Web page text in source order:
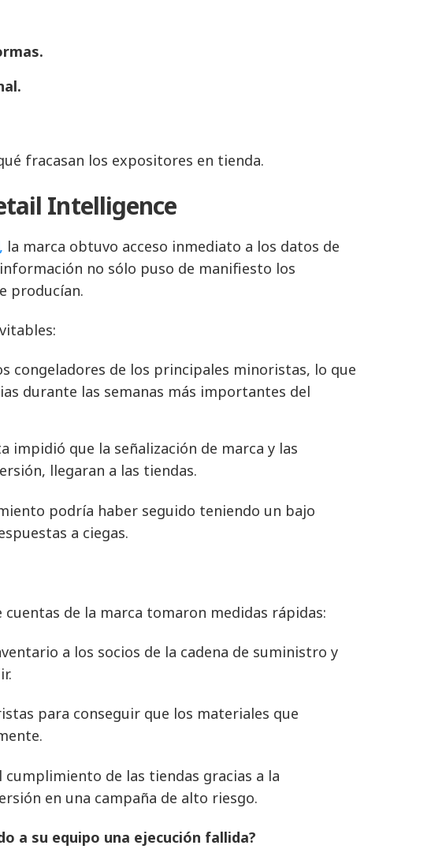
fracasan los expositores en tienda.
Intelligence
la marca obtuvo acceso inmediato a los datos de
no sólo puso de manifiesto los
producían.
congeladores de los principales minoristas, lo que
durante las semanas más importantes del
impidió que la señalización de marca y las
llegaran a las tiendas.
podría haber seguido teniendo un bajo
a ciegas.
de la marca tomaron medidas rápidas:
a los socios de la cadena de suministro y
para conseguir que los materiales que
de las tiendas gracias a la
en una campaña de alto riesgo.
a su equipo una ejecución fallida?